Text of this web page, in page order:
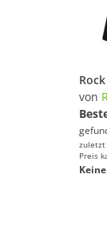
von
zuletzt
Preis